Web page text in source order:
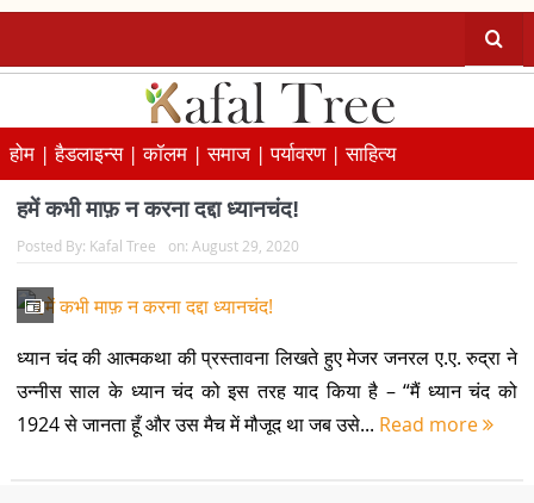
होम |हैडलाइन्स |कॉलम |समाज |पर्यावरण |साहित्य
हमें कभी माफ़ न करना दद्दा ध्यानचंद!
Posted By: Kafal Tree on: August 29, 2020
ध्यान चंद की आत्मकथा की प्रस्तावना लिखते हुए मेजर जनरल ए.ए. रुद्रा ने
उन्नीस साल के ध्यान चंद को इस तरह याद किया है – “मैं ध्यान चंद को
1924 से जानता हूँ और उस मैच में मौजूद था जब उसे... Read more